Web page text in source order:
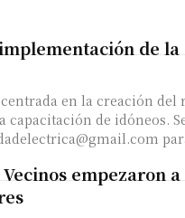
de
en la creación del
capacitación de idóneos.
empezaron